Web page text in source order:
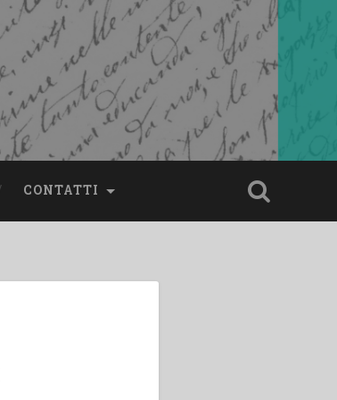
CONTATTI